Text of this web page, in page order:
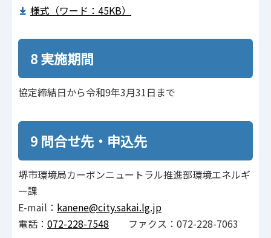
様式（ワード：45KB）
8 実施期間
協定締結日から令和9年3月31日まで
9 問合せ先・申込先
堺市環境局カーボンニュートラル推進部環境エネルギ
ー課
E-mail： kanene@city.sakai.lg.jp
電話： 072-228-7548 ファクス：072-228-7063